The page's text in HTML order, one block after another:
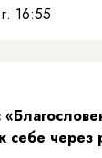
16:55
себе через